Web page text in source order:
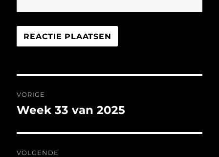
navigatie
VORIGE
Vorig
Week 33 van 2025
VOLGENDE